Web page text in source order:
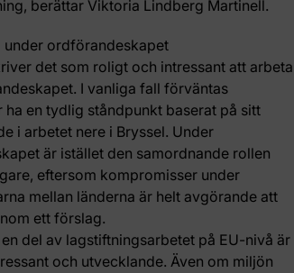
berättar Viktoria Lindberg Martinell.
under ordförandeskapet
det som roligt och intressant att arbeta
I vanliga fall förväntas
ha en tydlig ståndpunkt baserat på sitt
i arbetet nere i Bryssel. Under
är istället den samordnande rollen
eftersom kompromisser under
mellan länderna är helt avgörande att
ett förslag.
del av lagstiftningsarbetet på EU-nivå är
och utvecklande. Även om miljön